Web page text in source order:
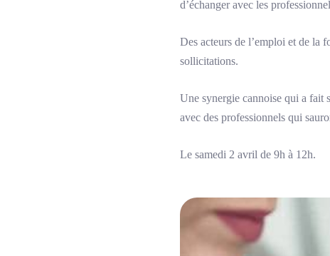
d’échanger avec les
Des acteurs de l’emploi et de
sollicitations.
Une synergie cannoise qui a fait
avec des professionnels qui
Le samedi 2 avril de 9h à 12h.